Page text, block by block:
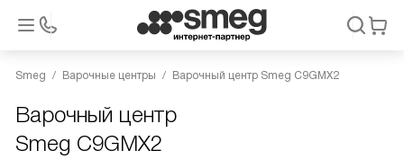
Smeg Варочные центры Варочный центр Smeg C9GMX2
Варочный центр
Smeg C9GMX2